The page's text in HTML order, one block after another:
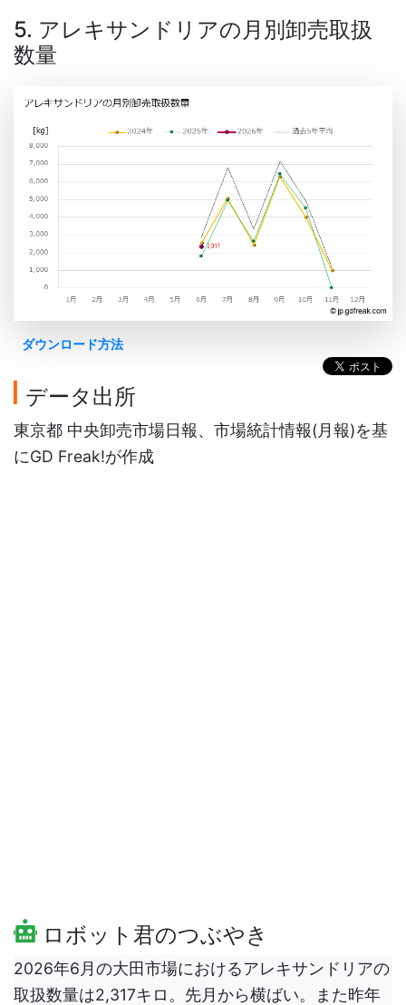
5. アレキサンドリアの月別卸売取扱
数量
ダウンロード方法
データ出所
東京都 中央卸売市場日報、市場統計情報(月報)を基
にGD Freak!が作成
ロボット君のつぶやき
2026年6月の大田市場におけるアレキサンドリアの
取扱数量は2,317キロ。先月から横ばい。また昨年